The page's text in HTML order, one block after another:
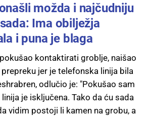
možda i najčudniju
Ima obilježja
i puna je blaga
kontaktirati groblje, naišao
jer je telefonska linija bila
odlučio je: "Pokušao sam
je isključena. Tako da ću sada
vidim postoji li kamen na grobu, a